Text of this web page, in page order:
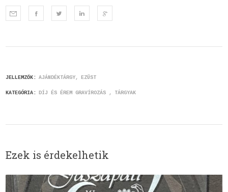
JELLEMZŐK: AJÁNDÉKTÁRGY EZÜST
KATEGÓRIA: DÍJ ÉS ÉREM GRAVÍROZÁS TÁRGYAK
Ezek is érdekelhetik